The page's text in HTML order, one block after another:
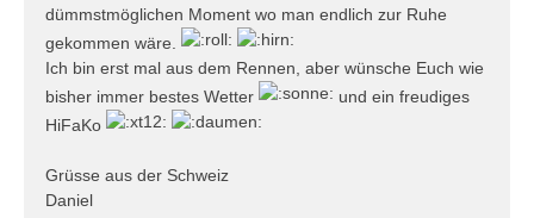
dümmstmöglichen Moment wo man endlich zur Ruhe
gekommen wäre.
Ich bin erst mal aus dem Rennen, aber wünsche Euch wie
bisher immer bestes Wetter
und ein freudiges
HiFaKo
Grüsse aus der Schweiz
Daniel